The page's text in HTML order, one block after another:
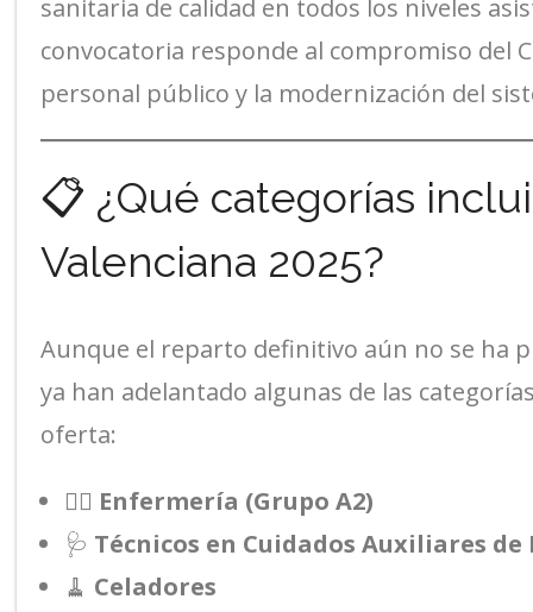
sanitaria de calidad en todos los niveles
convocatoria responde al compromiso del
personal público y la modernización del
📋 ¿Qué categorías
Valenciana 2025?
Aunque el reparto definitivo aún no se ha
ya han adelantado algunas de las
oferta:
👩‍⚕️ Enfermería (Grupo A2)
🩺 Técnicos en Cuidados Auxiliares de
🧹 Celadores